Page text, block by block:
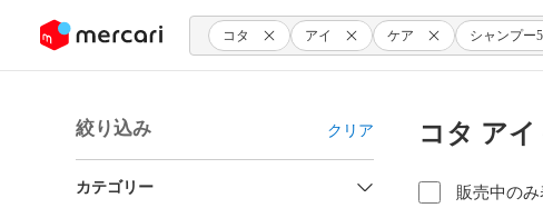
ツにスキップ コタ アイ ケア シャンプー5
絞り込み クリア
カテゴリー
コタ ア
販売中の